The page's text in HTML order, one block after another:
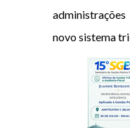
novo sistema